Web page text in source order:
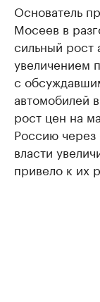
Основатель
Мосеев в
сильный рост
увеличением
с
автомобилей
рост цен на
Россию
власти
привело к их